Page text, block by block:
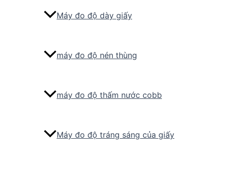
Máy đo độ dày giấy
máy đo độ nén thùng
máy đo độ thấm nước cobb
Máy đo độ tráng sáng của giấy